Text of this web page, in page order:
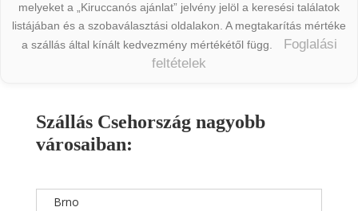
melyeket a „Kiruccanós ajánlat” jelvény jelöl a keresési találatok
listájában és a szobaválasztási oldalakon. A megtakarítás mértéke
a szállás által kínált kedvezmény mértékétől függ.
Foglalási
feltételek
Szállás Csehország nagyobb
városaiban:
Brno